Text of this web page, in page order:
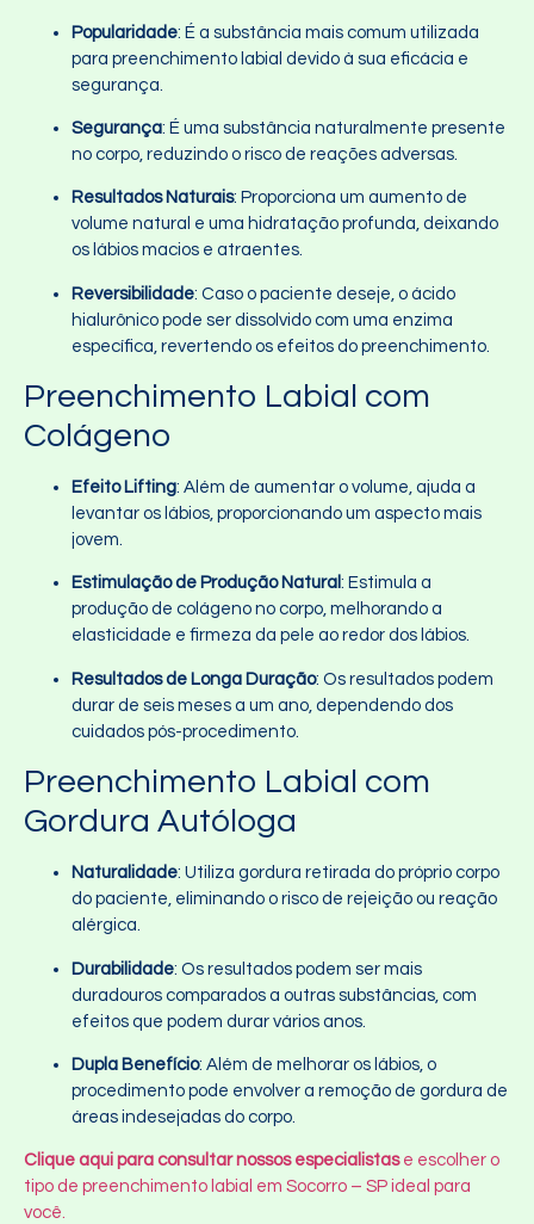
Popularidade: É a substância mais comum utilizada
para preenchimento labial devido à sua eficácia e
segurança.
Segurança: É uma substância naturalmente presente
no corpo, reduzindo o risco de reações adversas.
Resultados Naturais: Proporciona um aumento de
volume natural e uma hidratação profunda, deixando
os lábios macios e atraentes.
Reversibilidade: Caso o paciente deseje, o ácido
hialurônico pode ser dissolvido com uma enzima
específica, revertendo os efeitos do preenchimento.
Preenchimento Labial com
Colágeno
Efeito Lifting: Além de aumentar o volume, ajuda a
levantar os lábios, proporcionando um aspecto mais
jovem.
Estimulação de Produção Natural : Estimula a
produção de colágeno no corpo, melhorando a
elasticidade e firmeza da pele ao redor dos lábios.
Resultados de Longa Duração: Os resultados podem
durar de seis meses a um ano, dependendo dos
cuidados pós-procedimento.
Preenchimento Labial com
Gordura Autóloga
Naturalidade: Utiliza gordura retirada do próprio corpo
do paciente, eliminando o risco de rejeição ou reação
alérgica.
Durabilidade: Os resultados podem ser mais
duradouros comparados a outras substâncias, com
efeitos que podem durar vários anos.
Dupla Benefício: Além de melhorar os lábios, o
procedimento pode envolver a remoção de gordura de
áreas indesejadas do corpo.
Clique aqui para consultar nossos especialistase escolher o
tipo de preenchimento labial em Socorro – SP ideal para
você.